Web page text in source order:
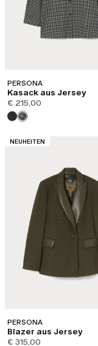
PERSONA
Kasack aus Jersey
€ 215,00
KATEGORIE:
NEUHEITEN
PERSONA
Blazer aus Jersey
€ 315,00